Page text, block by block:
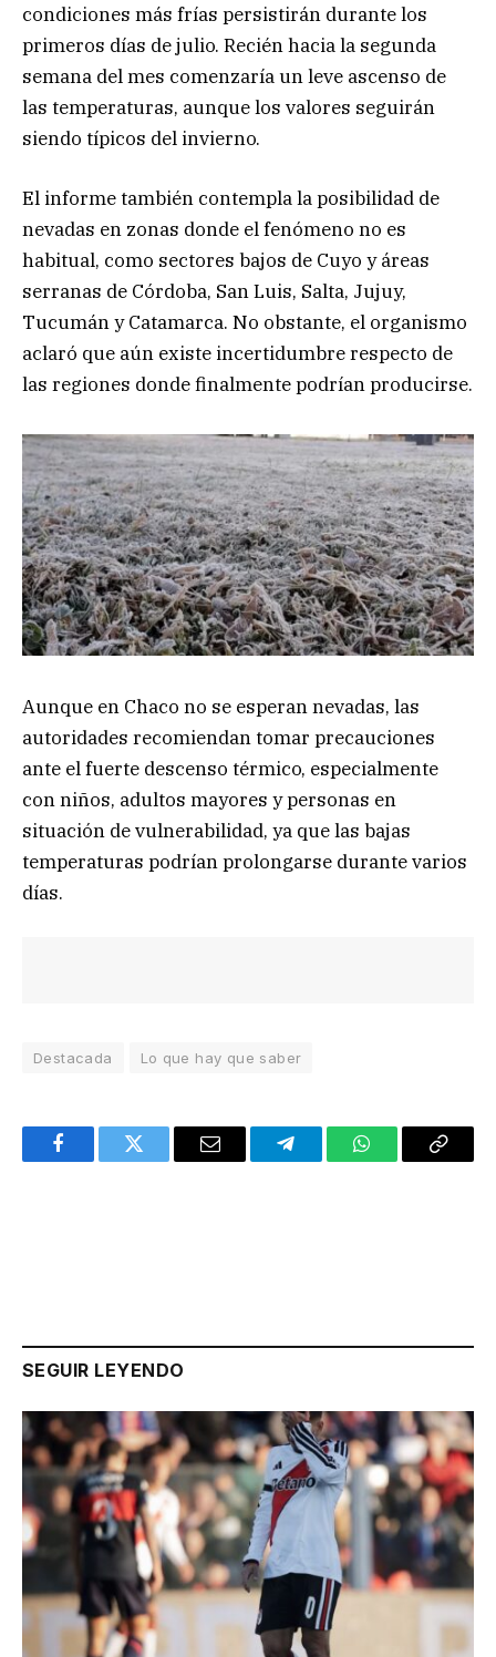
condiciones más frías persistirán durante los
primeros días de julio. Recién hacia la segunda
semana del mes comenzaría un leve ascenso de
las temperaturas, aunque los valores seguirán
siendo típicos del invierno.
El informe también contempla la posibilidad de
nevadas en zonas donde el fenómeno no es
habitual, como sectores bajos de Cuyo y áreas
serranas de Córdoba, San Luis, Salta, Jujuy,
Tucumán y Catamarca. No obstante, el organismo
aclaró que aún existe incertidumbre respecto de
las regiones donde finalmente podrían producirse.
Aunque en Chaco no se esperan nevadas, las
autoridades recomiendan tomar precauciones
ante el fuerte descenso térmico, especialmente
con niños, adultos mayores y personas en
situación de vulnerabilidad, ya que las bajas
temperaturas podrían prolongarse durante varios
días.
Destacada Lo que hay que saber
FacebookTwitter Email TelegramWhatsAppCopy
SEGUIR LEYENDO